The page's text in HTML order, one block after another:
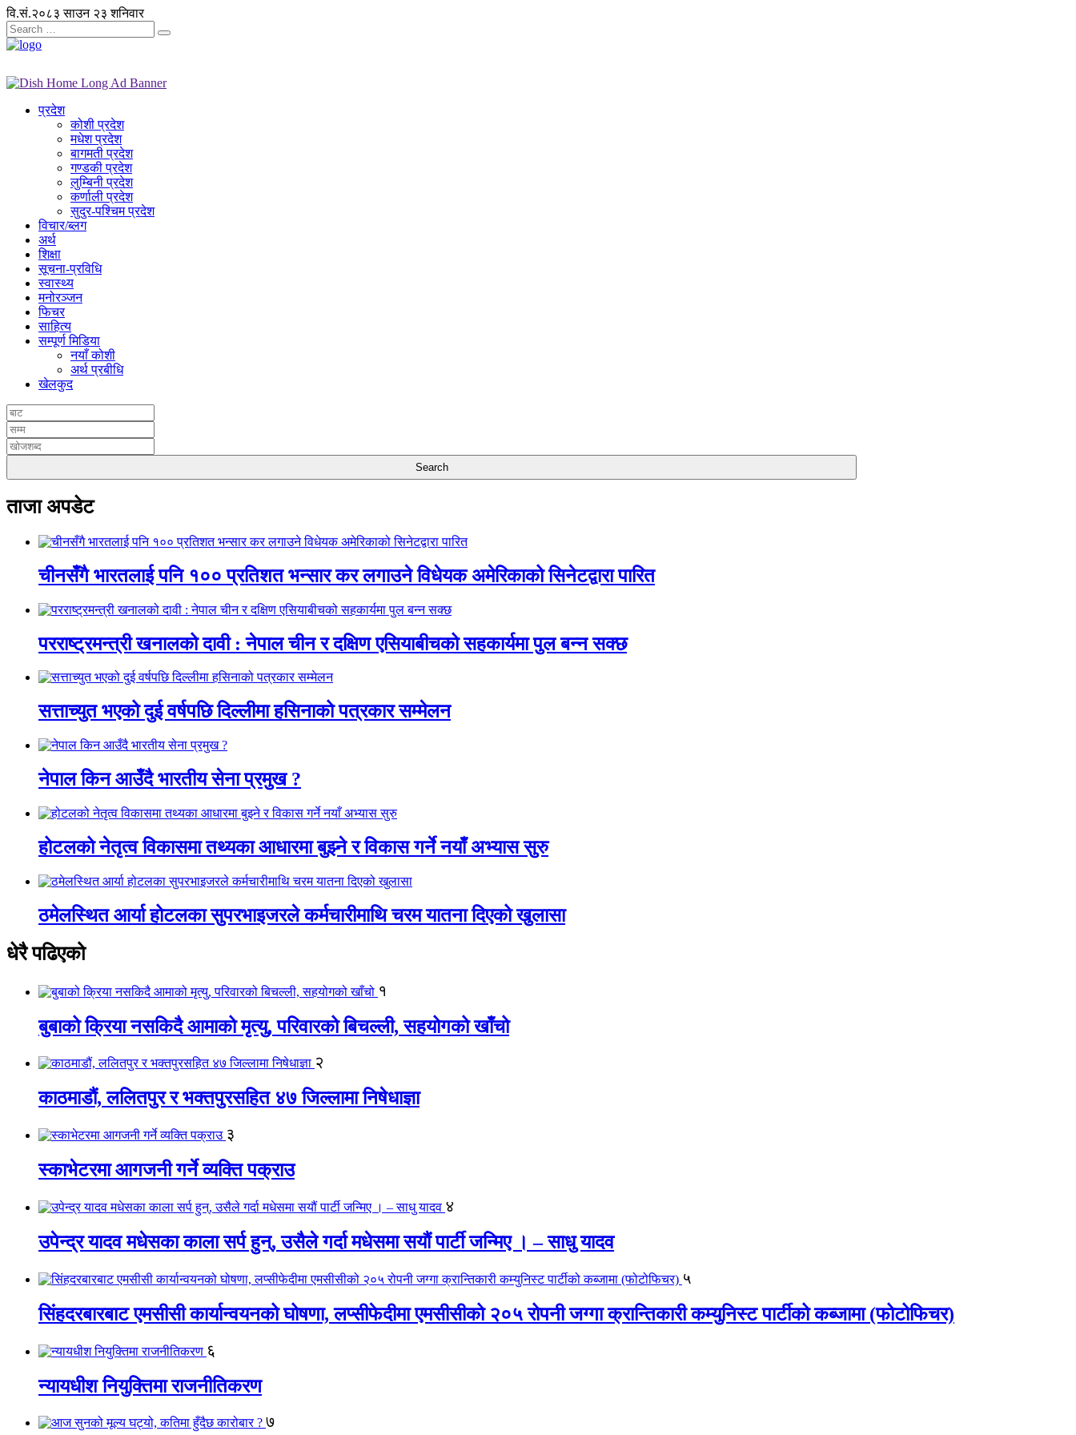
वि.सं.२०८३ साउन २३ शनिवार
प्रदेश
कोशी प्रदेश
मधेश प्रदेश
बागमती प्रदेश
गण्डकी प्रदेश
लुम्बिनी प्रदेश
कर्णाली प्रदेश
सुदुर-पश्चिम प्रदेश
विचार/ब्लग
अर्थ
शिक्षा
सूचना-प्रविधि
स्वास्थ्य
मनोरञ्जन
फिचर
साहित्य
सम्पूर्ण मिडिया
नयाँ कोशी
अर्थ प्रबीधि
खेलकुद
ताजा अपडेट
चीनसँगै भारतलाई पनि १०० प्रतिशत भन्सार कर लगाउने विधेयक अमेरिकाको सिनेटद्वारा पारित
परराष्ट्रमन्त्री खनालको दावी : नेपाल चीन र दक्षिण एसियाबीचको सहकार्यमा पुल बन्न सक्छ
सत्ताच्युत भएको दुई वर्षपछि दिल्लीमा हसिनाको पत्रकार सम्मेलन
नेपाल किन आउँदै भारतीय सेना प्रमुख ?
होटलको नेतृत्व विकासमा तथ्यका आधारमा बुझ्ने र विकास गर्ने नयाँ अभ्यास सुरु
ठमेलस्थित आर्या होटलका सुपरभाइजरले कर्मचारीमाथि चरम यातना दिएको खुलासा
धेरै पढिएको
१
बुबाको क्रिया नसकिदै आमाको मृत्यु, परिवारको बिचल्ली, सहयोगको खाँचो
२
काठमाडौं, ललितपुर र भक्तपुरसहित ४७ जिल्लामा निषेधाज्ञा
३
स्काभेटरमा आगजनी गर्ने व्यक्ति पक्राउ
४
उपेन्द्र यादव मधेसका काला सर्प हुन्, उसैले गर्दा मधेसमा सयौं पार्टी जन्मिए । – साधु यादव
५
सिंहदरबारबाट एमसीसी कार्यान्वयनको घोषणा, लप्सीफेदीमा एमसीसीको २०५ रोपनी जग्गा क्रान्तिकारी कम्युनिस्ट पार्टीको कब्जामा (फोटोफिचर)
६
न्यायधीश नियुक्तिमा राजनीतिकरण
७